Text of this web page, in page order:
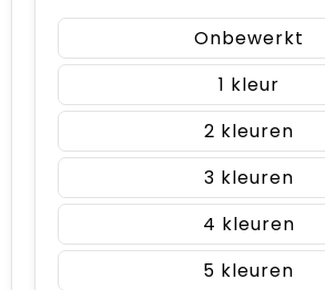
Onbewerkt
1
2
3
4
5